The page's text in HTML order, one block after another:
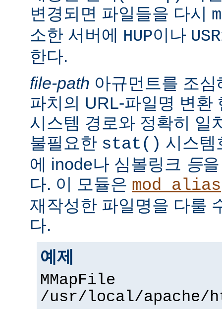
변경되면 파일들을 다시
소한 서버에 HUP이나
한다.
file-path 아규먼트를 조
파치의 URL-파일명 변환
시스템 경로와 정확히 일
불필요한 stat() 시스템
에 inode나 심볼링크 등
다. 이 모듈은 mod_alias
재작성한 파일명을 다룰
다.
예제
MMapFile
/usr/local/apache/